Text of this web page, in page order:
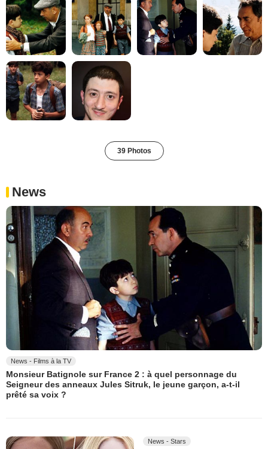
39 Photos
News
News - Films à la TV
Monsieur Batignole sur France 2 : à quel personnage du
Seigneur des anneaux Jules Sitruk, le jeune garçon, a-t-il
prêté sa voix ?
News - Stars